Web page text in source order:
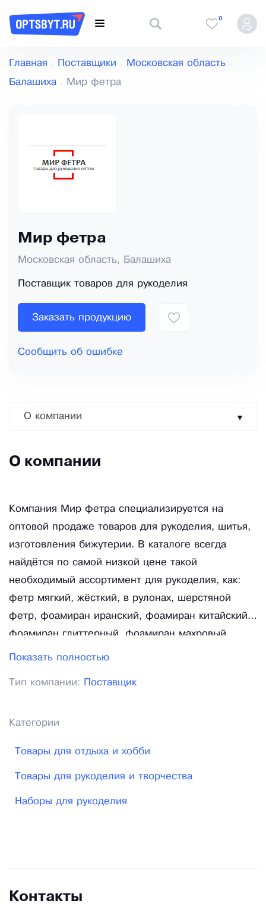
0
Главная Поставщики Московская область
Балашиха Мир фетра
Мир фетра
Московская область, Балашиха
Поставщик товаров для рукоделия
Заказать продукцию
Сообщить об ошибке
О компании
О компании
Компания Мир фетра специализируется на
оптовой продаже товаров для рукоделия, шитья,
изготовления бижутерии. В каталоге всегда
найдётся по самой низкой цене такой
необходимый ассортимент для рукоделия, как:
фетр мягкий, жёсткий, в рулонах, шерстяной
фетр, фоамиран иранский, фоамиран китайский,
фоамиран глиттерный, фоамиран махровый,
бисер Preciosa, бусины из натурального камня,
товары для шитья (ленты, кружева, нитки, иголки,
вышивания, наборы для детского творчества,
молнии металлические, молнии пластиковые,
стразы), а также всевозможные аксессуары для
любого вида творчества. Магазин творчества и
делается для того, чтобы клиенты получали
ценам в стране.
Показать полностью
Тип компании: Поставщик
Категории
Товары для отдыха и хобби
Товары для рукоделия и творчества
Наборы для рукоделия
Контакты